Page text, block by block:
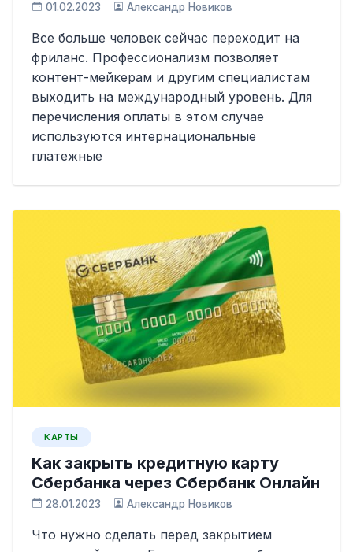
01.02.2023 Александр Новиков
Все больше человек сейчас переходит на
фриланс. Профессионализм позволяет
контент-мейкерам и другим специалистам
выходить на международный уровень. Для
перечисления оплаты в этом случае
используются интернациональные
платежные
КАРТЫ
Как закрыть кредитную карту
Сбербанка через Сбербанк Онлайн
28.01.2023 Александр Новиков
Что нужно сделать перед закрытием